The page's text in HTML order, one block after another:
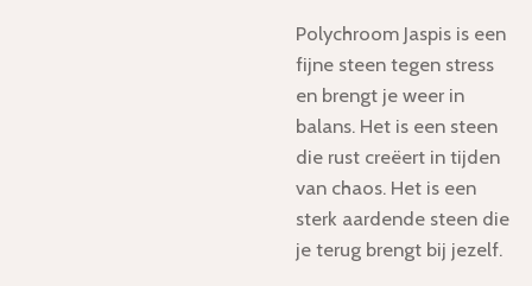
Polychroom Jaspis is een
fijne steen tegen stress
en brengt je weer in
balans. Het is een steen
die rust creëert in tijden
van chaos. Het is een
sterk aardende steen die
je terug brengt bij jezelf.